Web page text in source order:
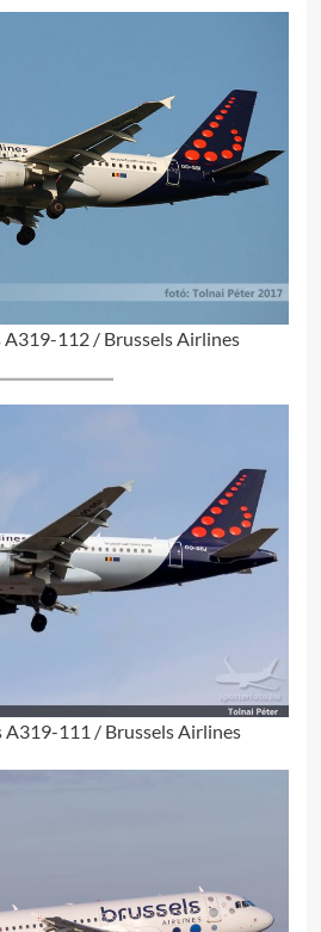
112 / Brussels Airlines
A319-111 / Brussels Airlines